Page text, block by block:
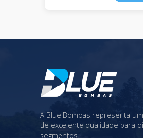
A Blue Bombas representa
de excelente qualidade para
segmentos.